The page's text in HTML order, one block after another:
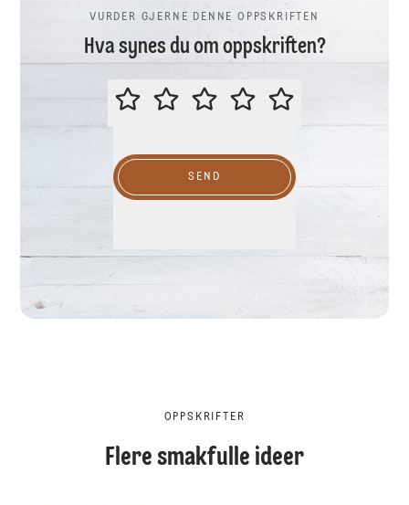
VURDER GJERNE DENNE OPPSKRIFTEN
Hva synes du om oppskriften?
VURDER GJERNE DENNE
SEND
OPPSKRIFTER
Flere smakfulle ideer